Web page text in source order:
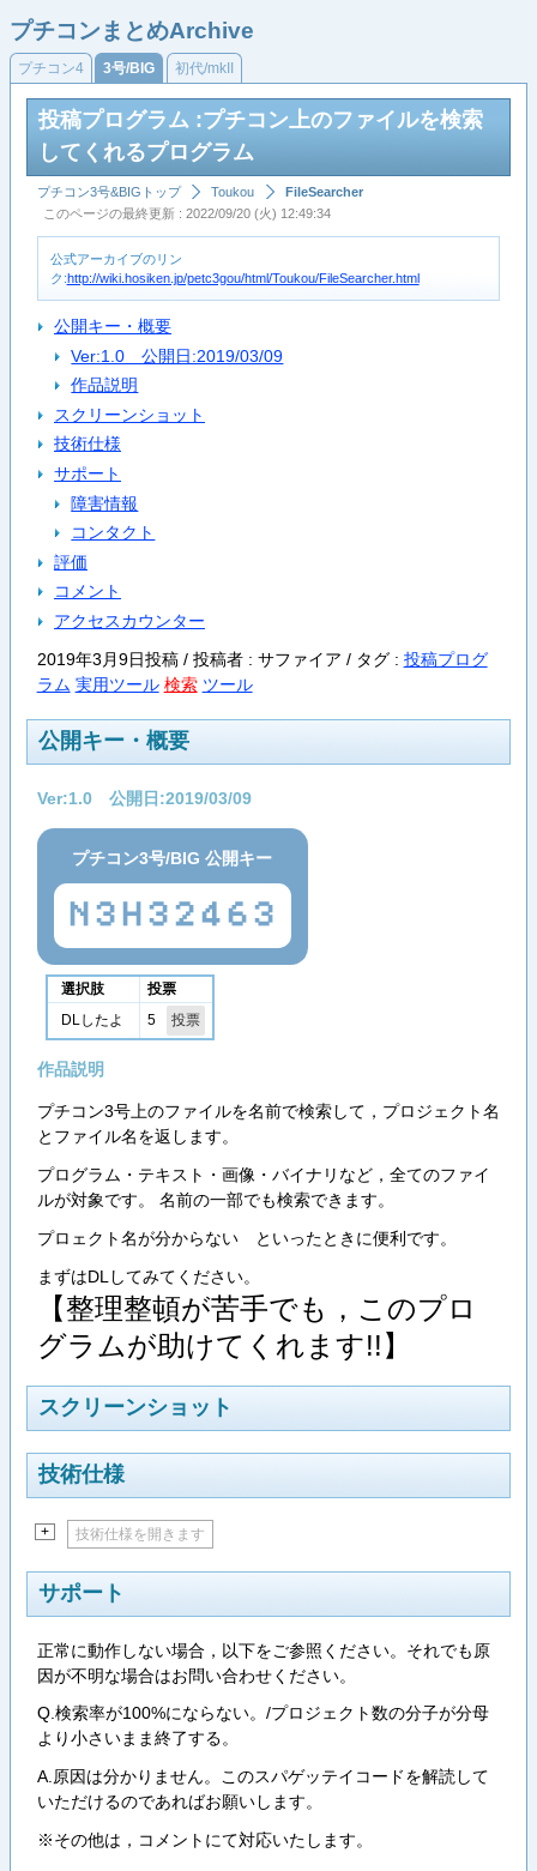
プチコンまとめArchive
プチコン4 3号/BIG 初代/mkII
投稿プログラム :プチコン上のファイルを検索
してくれるプログラム
プチコン3号&BIGトップ Toukou
FileSearcher
このページの最終更新 : 2022/09/20 (火) 12:49:34
公式アーカイブのリン
ク:http://wiki.hosiken.jp/petc3gou/html/Toukou/FileSearcher.html
公開キー・概要
Ver:1.0 公開日:2019/03/09
作品説明
スクリーンショット
技術仕様
サポート
障害情報
コンタクト
評価
コメント
アクセスカウンター
2019年3月9日投稿 / 投稿者 : サファイア / タグ : 投稿プログ
ラム 実用ツール 検索 ツール
公開キー・概要
Ver:1.0 公開日:2019/03/09
プチコン3号/BIG 公開キー
N3H32463
選択肢 投票
DLしたよ 5
作品説明
プチコン3号上のファイルを名前で検索して，プロジェクト名
とファイル名を返します。
プログラム・テキスト・画像・バイナリなど，全てのファイ
ルが対象です。 名前の一部でも検索できます。
プロェクト名が分からない といったときに便利です。
まずはDLしてみてください。
【整理整頓が苦手でも，このプロ
グラムが助けてくれます!!】
スクリーンショット
技術仕様
+ 技術仕様を開きます
サポート
正常に動作しない場合，以下をご参照ください。それでも原
因が不明な場合はお問い合わせください。
Q.検索率が100%にならない。/プロジェクト数の分子が分母
より小さいまま終了する。
A.原因は分かりません。このスパゲッテイコードを解読して
いただけるのであればお願いします。
※その他は，コメントにて対応いたします。